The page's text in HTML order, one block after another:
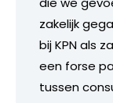
zakelijk
bij KPN als
een forse
tussen